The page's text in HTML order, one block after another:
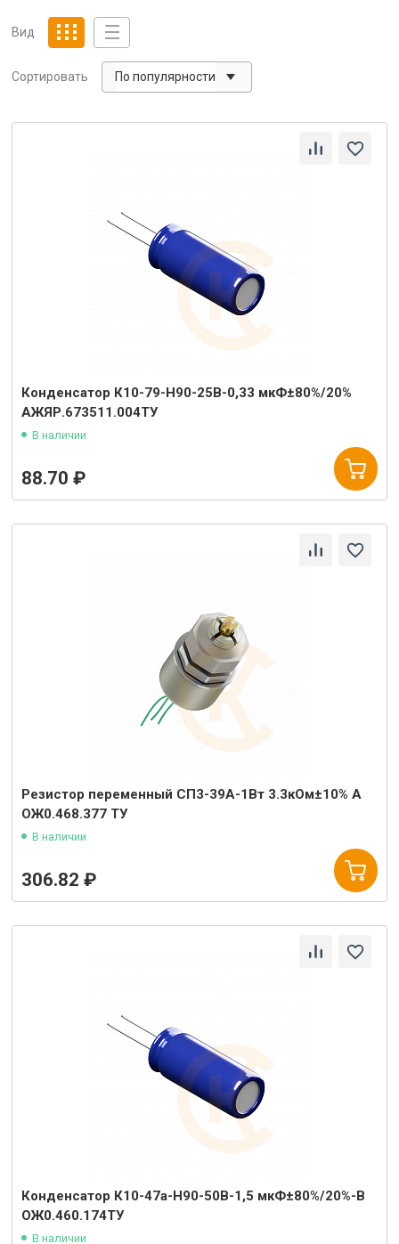
Вид
Сортировать По популярности
Конденсатор К10-79-Н90-25В-0,33 мкФ±80%/20%
АЖЯР.673511.004ТУ
В наличии
88.70 ₽
Резистор переменный СП3-39А-1Вт 3.3кОм±10% А
ОЖ0.468.377 ТУ
В наличии
306.82 ₽
Конденсатор К10-47а-Н90-50В-1,5 мкФ±80%/20%-В
ОЖ0.460.174ТУ
В наличии